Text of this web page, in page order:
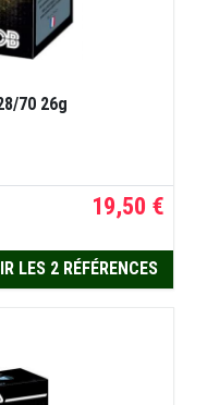
70 26g
19,50 €
LES 2 RÉFÉRENCES